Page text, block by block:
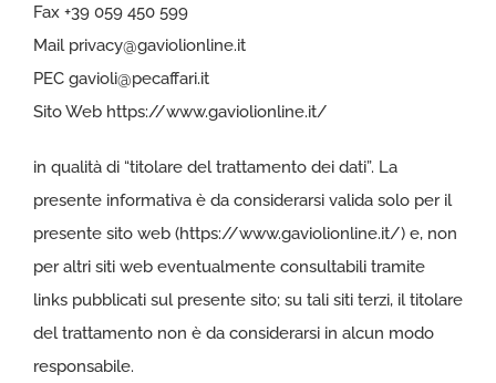
Fax +39 059 450 599
Mail privacy@gaviolionline.it
PEC gavioli@pecaffari.it
Sito Web https://www.gaviolionline.it/
in qualità di “titolare del trattamento dei dati”. La
presente informativa è da considerarsi valida solo per il
presente sito web (https://www.gaviolionline.it/) e, non
per altri siti web eventualmente consultabili tramite
links pubblicati sul presente sito; su tali siti terzi, il titolare
del trattamento non è da considerarsi in alcun modo
responsabile.